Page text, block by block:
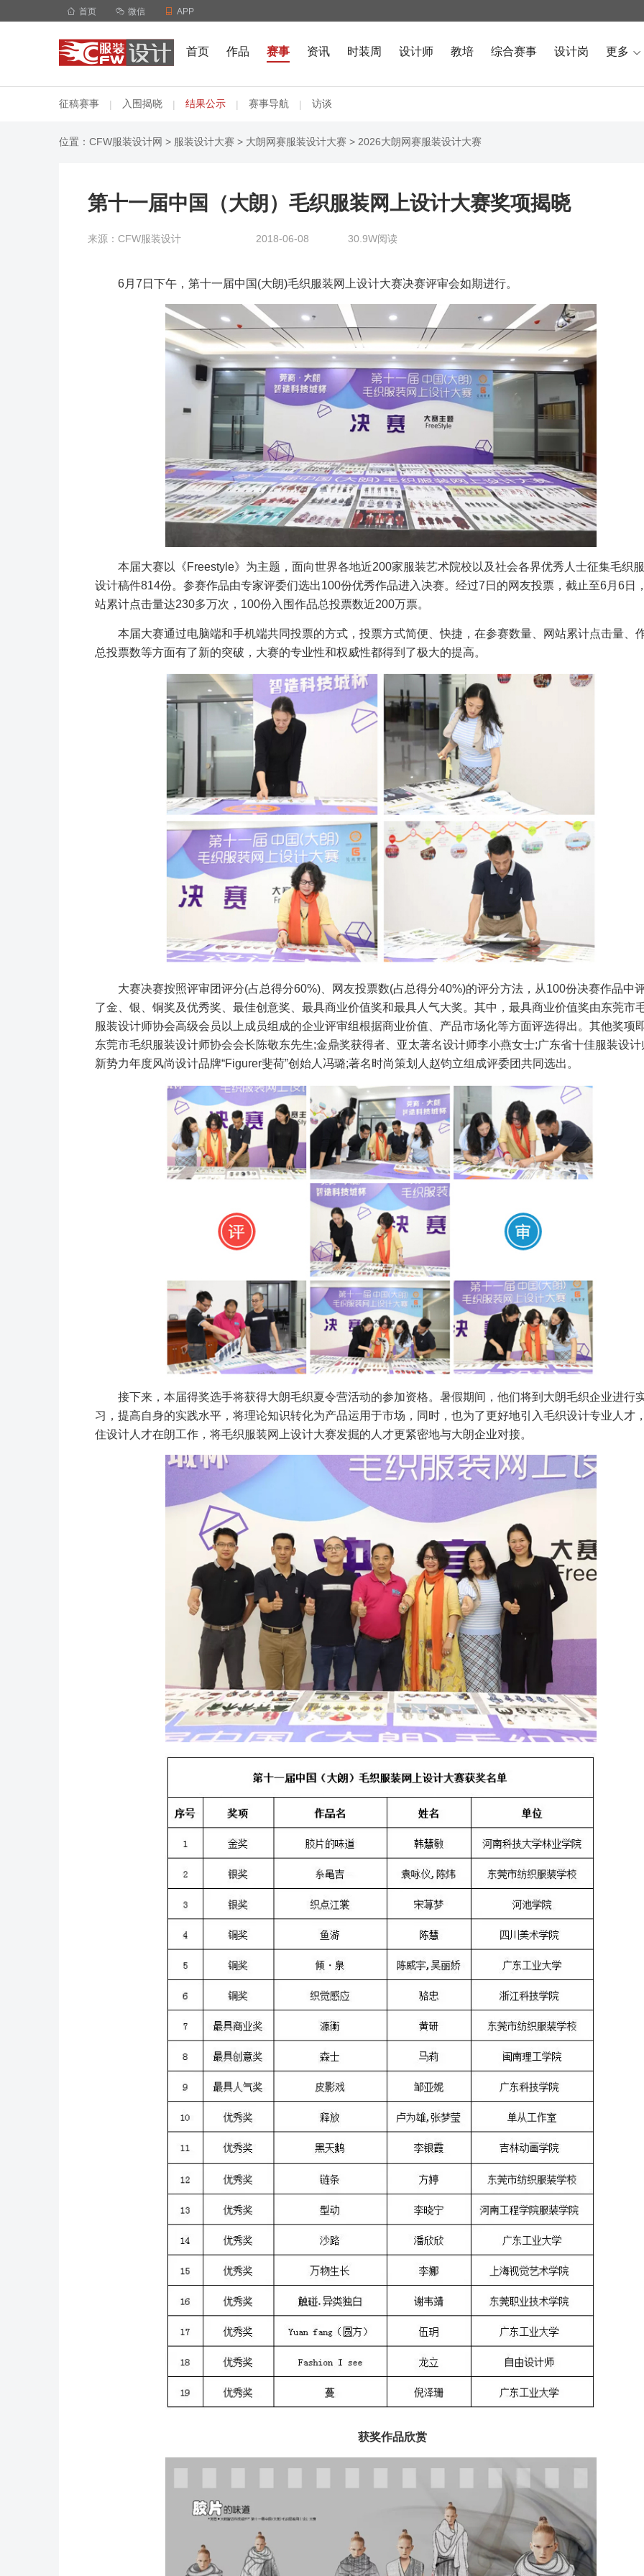
 首页  微信  APP
首页 作品 赛事 资讯 时装周 设计师 教培 综合赛事 设计岗 更多 
征稿赛事 | 入围揭晓 | 结果公示 | 赛事导航 | 访谈
位置： CFW服装设计网 > 服装设计大赛 > 大朗网赛服装设计大赛 > 2026大朗网赛服装设计大赛
第十一届中国（大朗）毛织服装网上设计大赛奖项揭晓
来源：CFW服装设计 2018-06-08 30.9W阅读
6月7日下午，第十一届中国(大朗)毛织服装网上设计大赛决赛评审会如期进行。
本届大赛以《Freestyle》为主题，面向世界各地近200家服装艺术院校以及社会各界优秀人士征集毛织
设计稿件814份。参赛作品由专家评委们选出100份优秀作品进入决赛。经过7日的网友投票，截止至6月6日
站累计点击量达230多万次，100份入围作品总投票数近200万票。
本届大赛通过电脑端和手机端共同投票的方式，投票方式简便、快捷，在参赛数量、网站累计点击量、
总投票数等方面有了新的突破，大赛的专业性和权威性都得到了极大的提高。
大赛决赛按照评审团评分(占总得分60%)、网友投票数(占总得分40%)的评分方法，从100份决赛作品中
了金、银、铜奖及优秀奖、最佳创意奖、最具商业价值奖和最具人气大奖。其中，最具商业价值奖由东莞市
服装设计师协会高级会员以上成员组成的企业评审组根据商业价值、产品市场化等方面评选得出。其他奖项
东莞市毛织服装设计师协会会长陈敬东先生;金鼎奖获得者、亚太著名设计师李小燕女士;广东省十佳服装设计
新势力年度风尚设计品牌“Figurer斐荷”创始人冯璐;著名时尚策划人赵钧立组成评委团共同选出。
接下来，本届得奖选手将获得大朗毛织夏令营活动的参加资格。暑假期间，他们将到大朗毛织企业进行
习，提高自身的实践水平，将理论知识转化为产品运用于市场，同时，也为了更好地引入毛织设计专业人才
住设计人才在朗工作，将毛织服装网上设计大赛发掘的人才更紧密地与大朗企业对接。
获奖作品欣赏